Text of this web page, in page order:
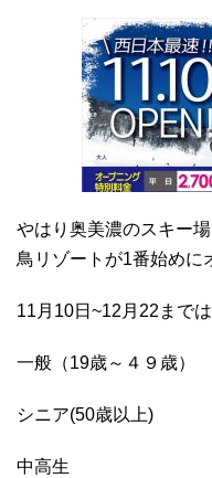
やはり奥美濃のスキー
鳥リゾートが1番始めに
11月10日~12月22まで
一般（19歳～４９歳）
シニア(50歳以上
中高生